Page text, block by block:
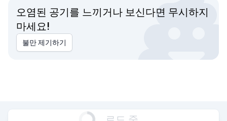
오염된 공기를 느끼거나 보신다면 무시하지
마세요!
불만 제기하기